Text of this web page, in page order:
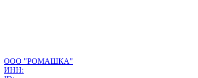
ООО "РОМАШКА"
ИНН: